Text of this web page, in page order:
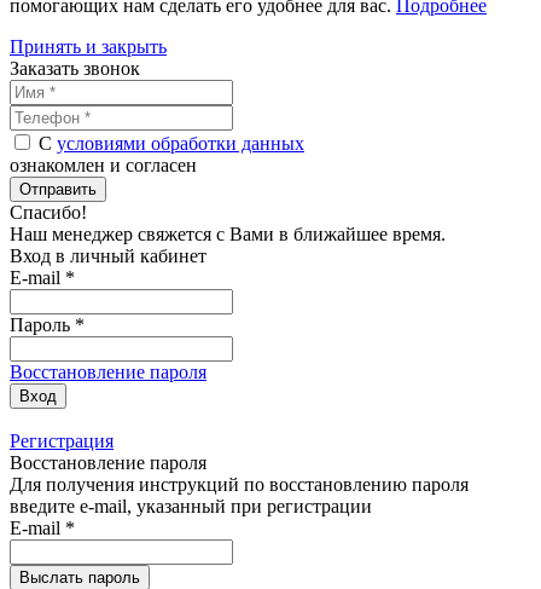
помогающих нам сделать его удобнее для вас. Подробнее
Принять и закрыть
Заказать звонок
С условиями обработки данных
ознакомлен и согласен
Отправить
Спасибо!
Наш менеджер свяжется с Вами в ближайшее время.
Вход в личный кабинет
E-mail *
Пароль *
Восстановление пароля
Вход
Регистрация
Восстановление пароля
Для получения инструкций по восстановлению пароля
введите e-mail, указанный при регистрации
E-mail *
Выслать пароль